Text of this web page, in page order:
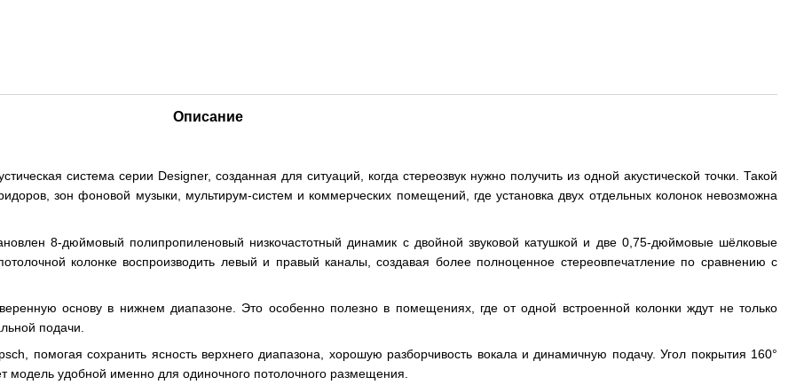
Описание
система серии Designer, созданная для ситуаций, когда стереозвук нужно получить из одной акустической точки. Такой
зон фоновой музыки, мультирум-систем и коммерческих помещений, где установка двух отдельных колонок невозможна
8-дюймовый полипропиленовый низкочастотный динамик с двойной звуковой катушкой и две 0,75-дюймовые шёлковые
колонке воспроизводить левый и правый каналы, создавая более полноценное стереовпечатление по сравнению с
основу в нижнем диапазоне. Это особенно полезно в помещениях, где от одной встроенной колонки ждут не только
подачи.
помогая сохранить ясность верхнего диапазона, хорошую разборчивость вокала и динамичную подачу. Угол покрытия 160°
модель удобной именно для одиночного потолочного размещения.